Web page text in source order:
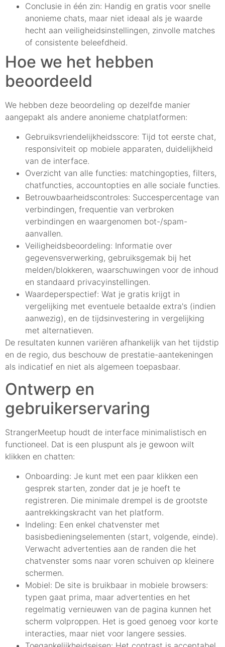
Conclusie in één zin: Handig en gratis voor snelle
anonieme chats, maar niet ideaal als je waarde
hecht aan veiligheidsinstellingen, zinvolle matches
of consistente beleefdheid.
Hoe we het hebben
beoordeeld
We hebben deze beoordeling op dezelfde manier
aangepakt als andere anonieme chatplatformen:
Gebruiksvriendelijkheidsscore: Tijd tot eerste chat,
responsiviteit op mobiele apparaten, duidelijkheid
van de interface.
Overzicht van alle functies: matchingopties, filters,
chatfuncties, accountopties en alle sociale functies.
Betrouwbaarheidscontroles: Succespercentage van
verbindingen, frequentie van verbroken
verbindingen en waargenomen bot-/spam-
aanvallen.
Veiligheidsbeoordeling: Informatie over
gegevensverwerking, gebruiksgemak bij het
melden/blokkeren, waarschuwingen voor de inhoud
en standaard privacyinstellingen.
Waardeperspectief: Wat je gratis krijgt in
vergelijking met eventuele betaalde extra's (indien
aanwezig), en de tijdsinvestering in vergelijking
met alternatieven.
De resultaten kunnen variëren afhankelijk van het tijdstip
en de regio, dus beschouw de prestatie-aantekeningen
als indicatief en niet als algemeen toepasbaar.
Ontwerp en
gebruikerservaring
StrangerMeetup houdt de interface minimalistisch en
functioneel. Dat is een pluspunt als je gewoon wilt
klikken en chatten:
Onboarding: Je kunt met een paar klikken een
gesprek starten, zonder dat je je hoeft te
registreren. Die minimale drempel is de grootste
aantrekkingskracht van het platform.
Indeling: Een enkel chatvenster met
basisbedieningselementen (start, volgende, einde).
Verwacht advertenties aan de randen die het
chatvenster soms naar voren schuiven op kleinere
schermen.
Mobiel: De site is bruikbaar in mobiele browsers:
typen gaat prima, maar advertenties en het
regelmatig vernieuwen van de pagina kunnen het
scherm volproppen. Het is goed genoeg voor korte
interacties, maar niet voor langere sessies.